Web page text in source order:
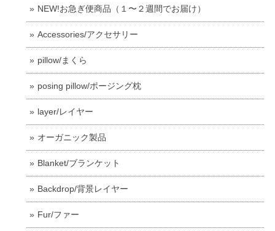
NEW!お急ぎ便商品（１〜２週間でお届け）
Accessories/アクセサリー
pillow/まくら
posing pillow/ポージング枕
layer/レイヤー
オーガニック製品
Blanket/ブランケット
Backdrop/背景レイヤー
Fur/ファー